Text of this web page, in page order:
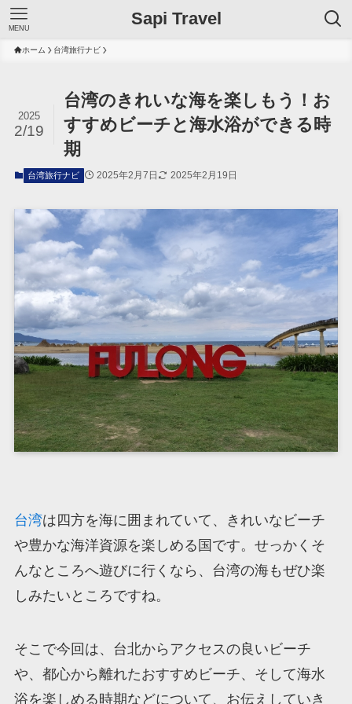
Sapi Travel
MENU
ホーム 台湾旅行ナビ
台湾のきれいな海を楽しもう！お
すすめビーチと海水浴ができる時
期
2025
2/19
台湾旅行ナビ 2025年2月7日 2025年2月19日
台湾は四方を海に囲まれていて、きれいなビーチ
や豊かな海洋資源を楽しめる国です。せっかくそ
んなところへ遊びに行くなら、台湾の海もぜひ楽
しみたいところですね。
そこで今回は、台北からアクセスの良いビーチ
や、都心から離れたおすすめビーチ、そして海水
浴を楽しめる時期などについて、お伝えしていき